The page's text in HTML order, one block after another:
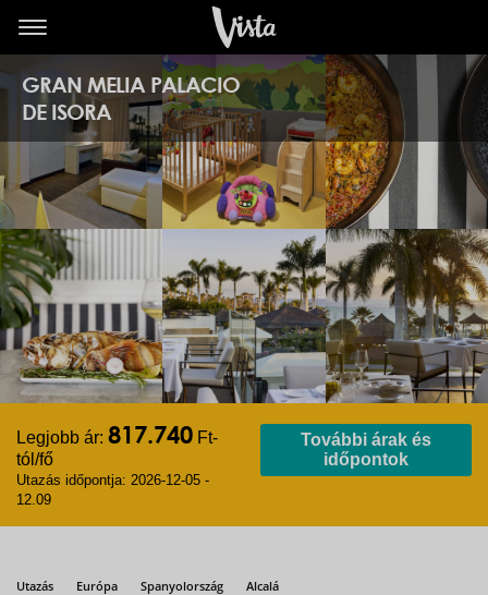
GRAN MELIA PALACIO
DE ISORA
Legjobb ár: 817.740 Ft-
tól/fő
Utazás időpontja: 2026-12-05 -
12.09
További árak és
időpontok
Utazás Európa Spanyolország Alcalá